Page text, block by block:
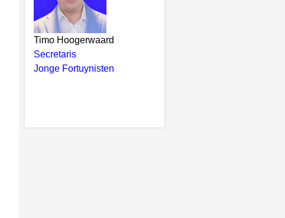
Timo Hoogerwaard
Secretaris
Jonge Fortuynisten